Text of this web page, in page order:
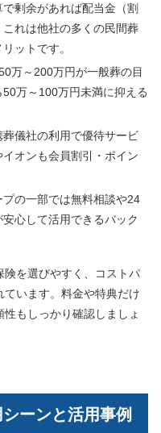
剰余があれば配当金（割
れは他社の多くの民間葬
ットです。
万～200万円が一般葬の目
万～100万円未満に抑える
儀社の利用で優待サービ
オンも会員割引・ポイン
の一部では無料相談や24
心して活用できるバック
険を選びやすく、コストパ
います。料金や特典だけ
もしっかり確認しましょ
ーンと活用事例